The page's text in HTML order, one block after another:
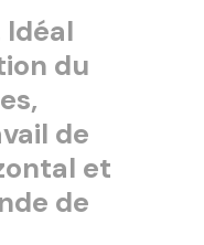
Idéal
du
de
et
de